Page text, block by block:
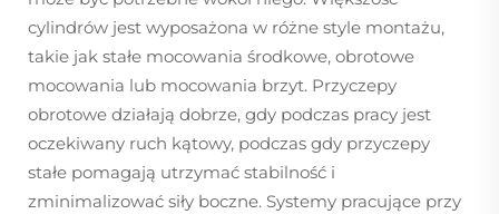
cylindrów jest wyposażona w różne style montażu,
takie jak stałe mocowania środkowe, obrotowe
mocowania lub mocowania brzyt. Przyczepy
obrotowe działają dobrze, gdy podczas pracy jest
oczekiwany ruch kątowy, podczas gdy przyczepy
stałe pomagają utrzymać stabilność i
zminimalizować siły boczne. Systemy pracujące przy